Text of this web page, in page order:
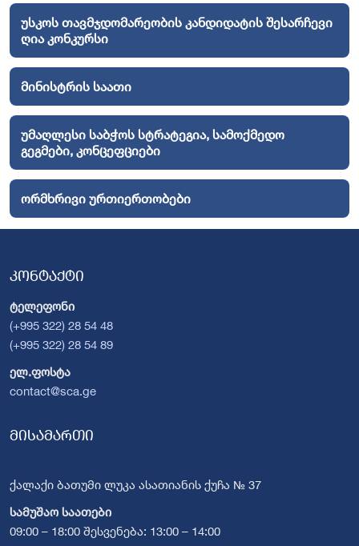
უსკოს თავმჯდომარეობის კანდიდატის შესარჩევი
ღია კონკურსი
მინისტრის საათი
უმაღლესი საბჭოს სტრატეგია, სამოქმედო
გეგმები, კონცეფციები
ორმხრივი ურთიერთობები
კონტაქტი
ტელეფონი
(+995 322) 28 54 48
(+995 322) 28 54 89
ელ.ფოსტა
contact@sca.ge
მისამართი
ქალაქი ბათუმი ლუკა ასათიანის ქუჩა № 37
სამუშაო საათები
09:00 – 18:00 შესვენება: 13:00 – 14:00